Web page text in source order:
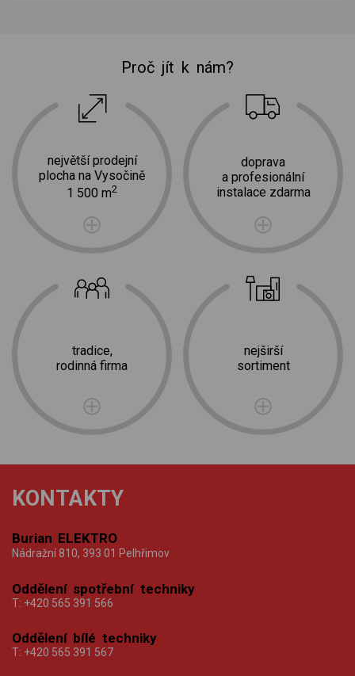
Proč jít k nám?
největší prodejní
plocha na Vysočině
1 500 m2
tradice,
rodinná firma
doprava
a profesionální
instalace zdarma
nejširší
sortiment
KONTAKTY
Burian ELEKTRO
Nádražní 810, 393 01 Pelhřimov
Oddělení spotřební techniky
T: +420 565 391 566
Oddělení bílé techniky
T: +420 565 391 567